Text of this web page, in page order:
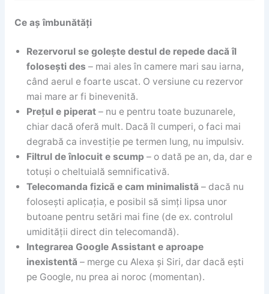
Ce aș îmbunătăți
Rezervorul se golește destul de repede dacă îl
folosești des – mai ales în camere mari sau iarna,
când aerul e foarte uscat. O versiune cu rezervor
mai mare ar fi binevenită.
Prețul e piperat– nu e pentru toate buzunarele,
chiar dacă oferă mult. Dacă îl cumperi, o faci mai
degrabă ca investiție pe termen lung, nu impulsiv.
Filtrul de înlocuit e scump – o dată pe an, da, dar e
totuși o cheltuială semnificativă.
Telecomanda fizică e cam minimalistă – dacă nu
folosești aplicația, e posibil să simți lipsa unor
butoane pentru setări mai fine (de ex. controlul
umidității direct din telecomandă).
Integrarea Google Assistant e aproape
inexistentă – merge cu Alexa și Siri, dar dacă ești
pe Google, nu prea ai noroc (momentan).